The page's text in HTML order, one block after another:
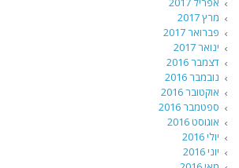
מרץ 2017
פברואר 2017
ינואר 2017
דצמבר 2016
נובמבר 2016
אוקטובר 2016
ספטמבר 2016
אוגוסט 2016
יולי 2016
יוני 2016